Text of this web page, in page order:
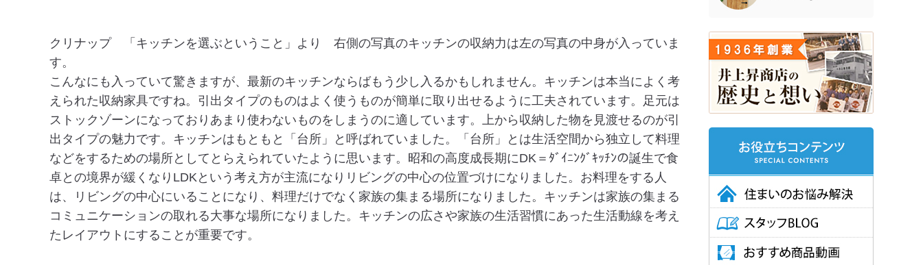
クリナップ 「キッチンを選ぶということ」より 右側の写真のキッチンの収納力は左の写真の中身が入っていま
す。
こんなにも入っていて驚きますが、最新のキッチンならばもう少し入るかもしれません。キッチンは本当によく考
えられた収納家具ですね。引出タイプのものはよく使うものが簡単に取り出せるように工夫されています。足元は
ストックゾーンになっておりあまり使わないものをしまうのに適しています。上から収納した物を見渡せるのが引
出タイプの魅力です。キッチンはもともと「台所」と呼ばれていました。「台所」とは生活空間から独立して料理
などをするための場所としてとらえられていたように思います。昭和の高度成長期にDK＝ﾀﾞｲﾆﾝｸﾞｷｯﾁﾝの誕生で食
卓との境界が緩くなりLDKという考え方が主流になりリビングの中心の位置づけになりました。お料理をする人
は、リビングの中心にいることになり、料理だけでなく家族の集まる場所になりました。キッチンは家族の集まる
コミュニケーションの取れる大事な場所になりました。キッチンの広さや家族の生活習慣にあった生活動線を考え
たレイアウトにすることが重要です。